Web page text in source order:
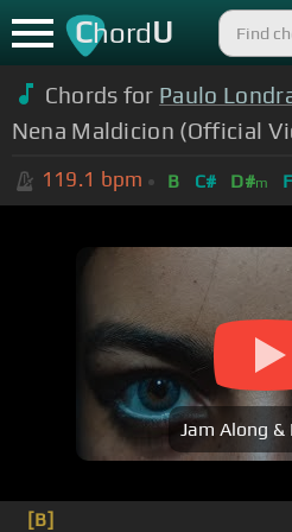
ChordU
Chords for Paulo
Nena Maldicion (Official
119.1 bpm B C# D#m
Jam Along &
[B]